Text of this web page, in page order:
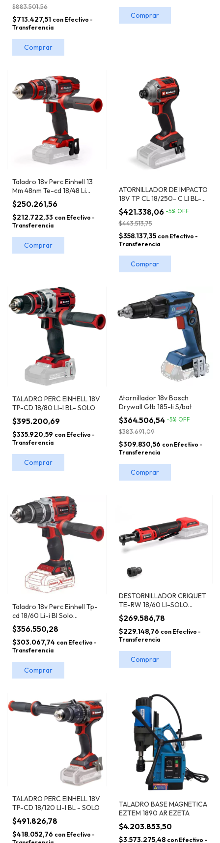
$883.501,56
$713.427,51 con Efectivo -
Transferencia
Taladro 18v Perc Einhell 13
Mm 48nm Te-cd 18/48 Li
(solo S/bat)
$250.261,56
$212.722,33 con Efectivo -
Transferencia
ATORNILLADOR DE IMPACTO
18V TP CL 18/250- C LI BL-
SOLO EINHELL
$421.338,06 -5% OFF
$443.513,75
$358.137,35 con Efectivo -
Transferencia
TALADRO PERC EINHELL 18V
TP-CD 18/80 LI-I BL- SOLO
$395.200,69
$335.920,59 con Efectivo -
Transferencia
Atornillador 18v Bosch
Drywall Gtb 185-li S/bat
$364.506,54 -5% OFF
$383.691,09
$309.830,56 con Efectivo -
Transferencia
Taladro 18v Perc Einhell Tp-
cd 18/60 Li-i Bl Solo
S/bateria 13 Mm 60nm
$356.550,28
$303.067,74 con Efectivo -
Transferencia
DESTORNILLADOR CRIQUET
TE-RW 18/60 LI-SOLO
EINHELL
$269.586,78
$229.148,76 con Efectivo -
Transferencia
TALADRO PERC EINHELL 18V
TP-CD 18/120 LI-I BL - SOLO
$491.826,78
$418.052,76 con Efectivo -
TALADRO BASE MAGNETICA
EZTEM 1890 AR EZETA
$4.203.853,50
$3.573.275,48 con Efectivo -